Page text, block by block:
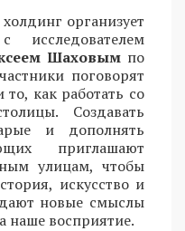
организует
исследователем
Шаховым по
поговорят
как работать со
Создавать
и дополнять
приглашают
улицам, чтобы
искусство и
новые смыслы
наше восприятие.